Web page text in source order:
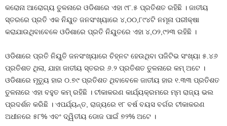
କରୋନା ଆରୋଗ୍ୟ ତୁଳନାରେ ଓଡିଶାରେ ଏହା ୯୮.୫ ପ୍ରତିଶତ ରହିଛି । ଜାତୀୟ
ସ୍ତରରେ ପ୍ରତି ଏକ ନିୟୁତ ଜନସଂଖ୍ୟାରେ ୪,୦୦,୮୯୪ଟି ନମୂନା ପରୀକ୍ଷା
କରାଯାଉଥିବାବେଳେ ଓଡିଶାରେ ପ୍ରତି ନିୟୁତରେ ଏହା ୪,୦୨,୯୨୩ ରହିଛି ।
ଓଡିଶାରେ ପ୍ରତି ନିୟୁତି ଜନସଂଖ୍ୟାରେ ଚିହ୍ନଟ ହେଉଥିବା ପଜିଟିଭ ସଂଖ୍ୟା ୫.୪୬
ପ୍ରତିଶତ ଥିଲା, ଯାହା ଜାତୀୟ ସ୍ତରର ୬.୨ ପ୍ରତିଶତ ତୁଳନାରେ କମ୍ ଅଟେ ।
ଓଡିଶାରେ ମୃତ୍ୟୁ ହାର ୦.୭୯ ପ୍ରତିଶତ ଥିବାବେଳେ ଜାତୀୟ ହାର ୧.୩୩ ପ୍ରତିଶତ
ତୁଳନାରେ ଏହା ବହୁତ କମ୍ ରହିଛି । ଟୀକାକରଣ କାର୍ଯ୍ୟକ୍ରମରେ ମ୍ମ ରାଜ୍ୟ ଭଲ
ପ୍ରଦର୍ଶନ କରିଛି । ଏପର୍ଯ୍ୟନ୍ତ, ରାଜ୍ୟରେ ୧୮ ବର୍ଷ ବୟସ ବର୍ଗର ଟୀକାକରଣ
ଅଧୀନରେ ୫୮% ଏବଂ ଦ୍ୱିତୀୟ ଡୋଜ ପାଇଁ ୭୨% ଅଟେ ।